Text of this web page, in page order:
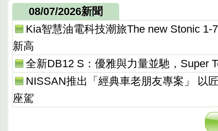
08/07/2026新聞
Kia智慧油電科技潮旅The new Stonic 1-
新高
全新DB12 S：優雅與力量並馳，Super
NISSAN推出「經典車老朋友專案」 以
座駕